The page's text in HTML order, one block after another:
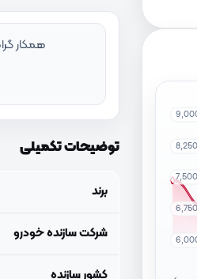
همکار
توضیحات تکمیلی
برند
شرکت سازنده خودرو
کشور سازنده